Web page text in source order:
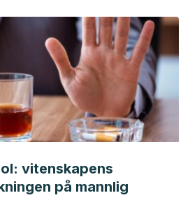
vitenskapens
på mannlig